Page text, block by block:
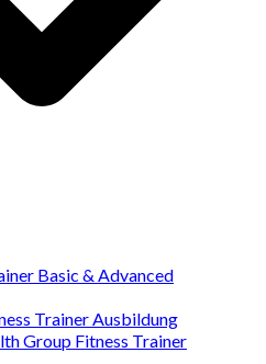
Basic & Advanced
Trainer Ausbildung
Group Fitness Trainer